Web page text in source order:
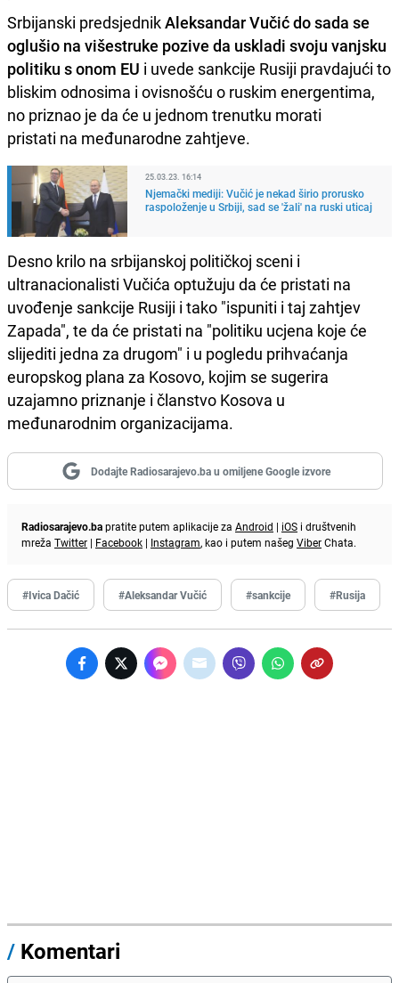
Srbijanski predsjednikAleksandar Vučić do sada se
oglušio na višestruke pozive da uskladi svoju vanjsku
politiku s onom EU i uvede sankcije Rusiji pravdajući to
bliskim odnosima i ovisnošću o ruskim energentima,
no priznao je da će u jednom trenutku morati
pristati na međunarodne zahtjeve.
25.03.23. 16:14
Njemački mediji: Vučić je nekad širio prorusko
raspoloženje u Srbiji, sad se 'žali' na ruski uticaj
Desno krilo na srbijanskoj političkoj sceni i
ultranacionalisti Vučića optužuju da će pristati na
uvođenje sankcije Rusiji i tako "ispuniti i taj zahtjev
Zapada", te da će pristati na "politiku ucjena koje će
slijediti jedna za drugom" i u pogledu prihvaćanja
europskog plana za Kosovo, kojim se sugerira
uzajamno priznanje i članstvo Kosova u
međunarodnim organizacijama.
Dodajte Radiosarajevo.ba u omiljene Google izvore
Radiosarajevo.bapratite putem aplikacije za Android | iOS i društvenih
mreža Twitter | Facebook | Instagram, kao i putem našeg ViberChata.
#Ivica Dačić #Aleksandar Vučić #sankcije #Rusija
/ Komentari